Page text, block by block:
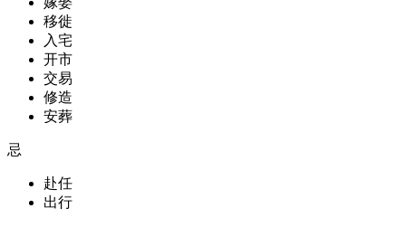
移徙
入宅
开市
交易
修造
安葬
忌
赴任
出行